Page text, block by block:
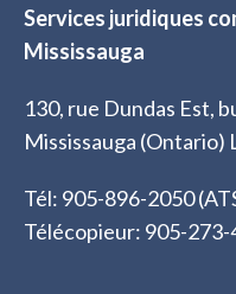
Services juridiques
Mississauga
130, rue Dundas Est,
Mississauga (Ontario)
Tél: 905-896-2050
Télécopieur: 905-273-